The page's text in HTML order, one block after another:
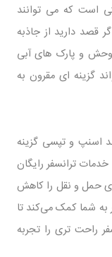
است که می‌ توانند
قصد دارید از جاذبه
‌وحش و پارک ‌های آبی
گزینه ‌ای مقرون ‌به‌
اسنپ و تپسی گزینه
ترانسفر رایگان
حمل‌ و نقل را کاهش
به شما کمک می‌کند تا
راحت ‌تری را تجربه